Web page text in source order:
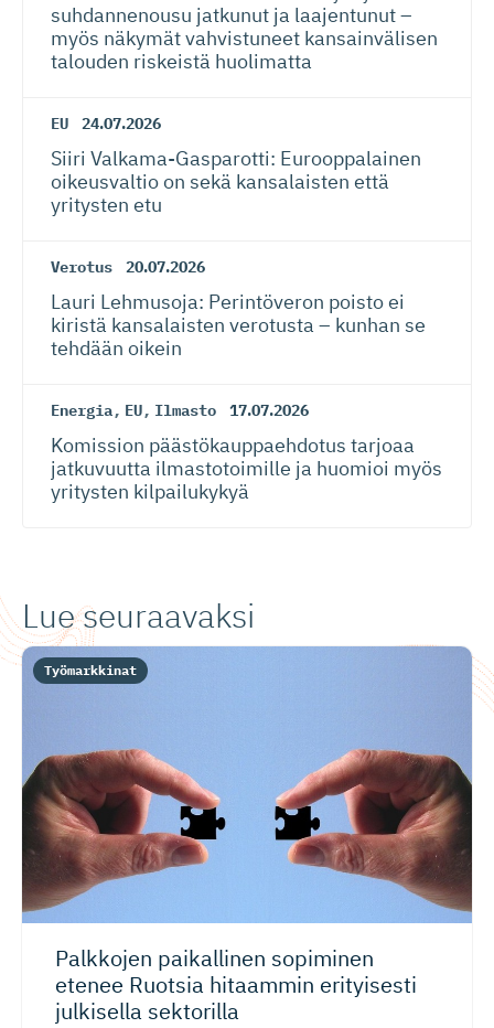
suhdannenousu jatkunut ja laajentunut –
myös näkymät vahvistuneet kansainvälisen
talouden riskeistä huolimatta
EU 24.07.2026
Siiri Valkama-Gas­pa­rotti: Eurooppalainen
oikeusvaltio on sekä kansalaisten että
yritysten etu
Verotus 20.07.2026
Lauri Lehmusoja: Perintöveron poisto ei
kiristä kansalaisten verotusta – kunhan se
tehdään oikein
Energia, EU, Ilmasto 17.07.2026
Komission päästökaup­paehdotus tarjoaa
jatkuvuutta ilmastotoimille ja huomioi myös
yritysten kilpailukykyä
Lue seuraavaksi
Palkkojen paikallinen sopiminen
etenee Ruotsia hitaammin erityisesti
julkisella sektorilla
Työmarkkinat